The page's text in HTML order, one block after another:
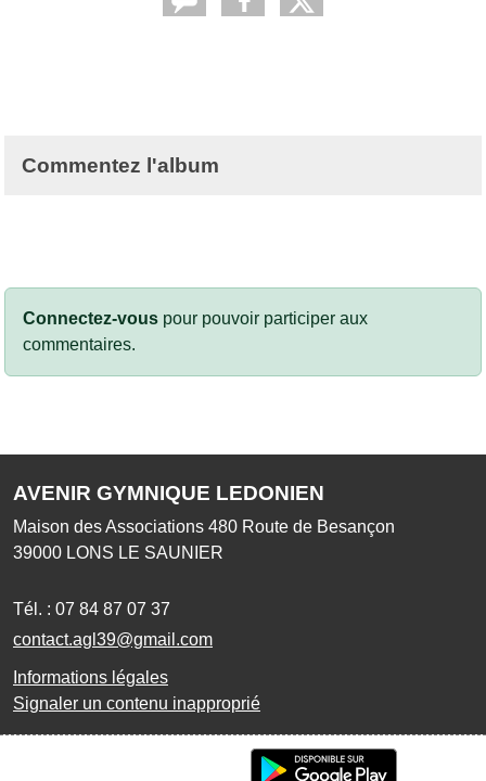
Commentez l'album
Connectez-vous pour pouvoir participer aux
commentaires.
AVENIR GYMNIQUE LEDONIEN
Maison des Associations 480 Route de Besançon
39000 LONS LE SAUNIER
Tél. : 07 84 87 07 37
contact.agl39@gmail.com
Informations légales
Signaler un contenu inapproprié